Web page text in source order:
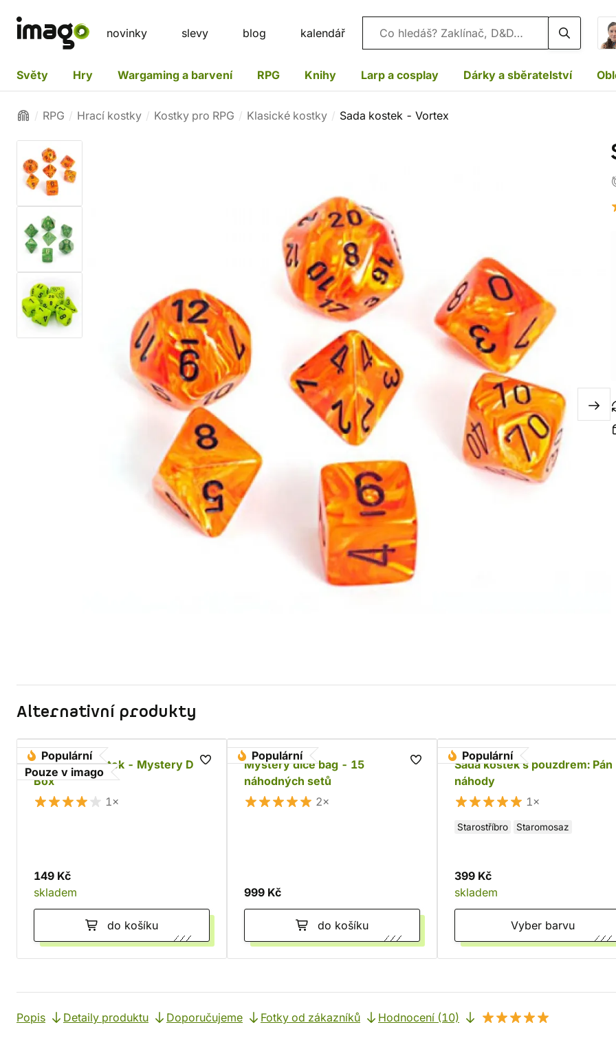
novinky slevy blog kalendář Vyhledávání
Světy Hry Wargaming a barvení RPG Knihy Larp a cosplay Dárky a sběratelství
RPG Hrací kostky Kostky pro RPG Klasické kostky Sada kostek - Vortex
Alternativní produkty
Populární
Pouze v imago
Sada RPG kostek - Mystery Dice
Box
1×
149 Kč
skladem
do košíku
Populární
Mystery dice bag - 15
náhodných setů
2×
999 Kč
do košíku
Populární
Sada kostek s pouzdrem: Pán
náhody
1×
Starostříbro Staromosaz
399 Kč
skladem
Vyber barvu
Popis Detaily produktu Doporučujeme Fotky od zákazníků Hodnocení (10)